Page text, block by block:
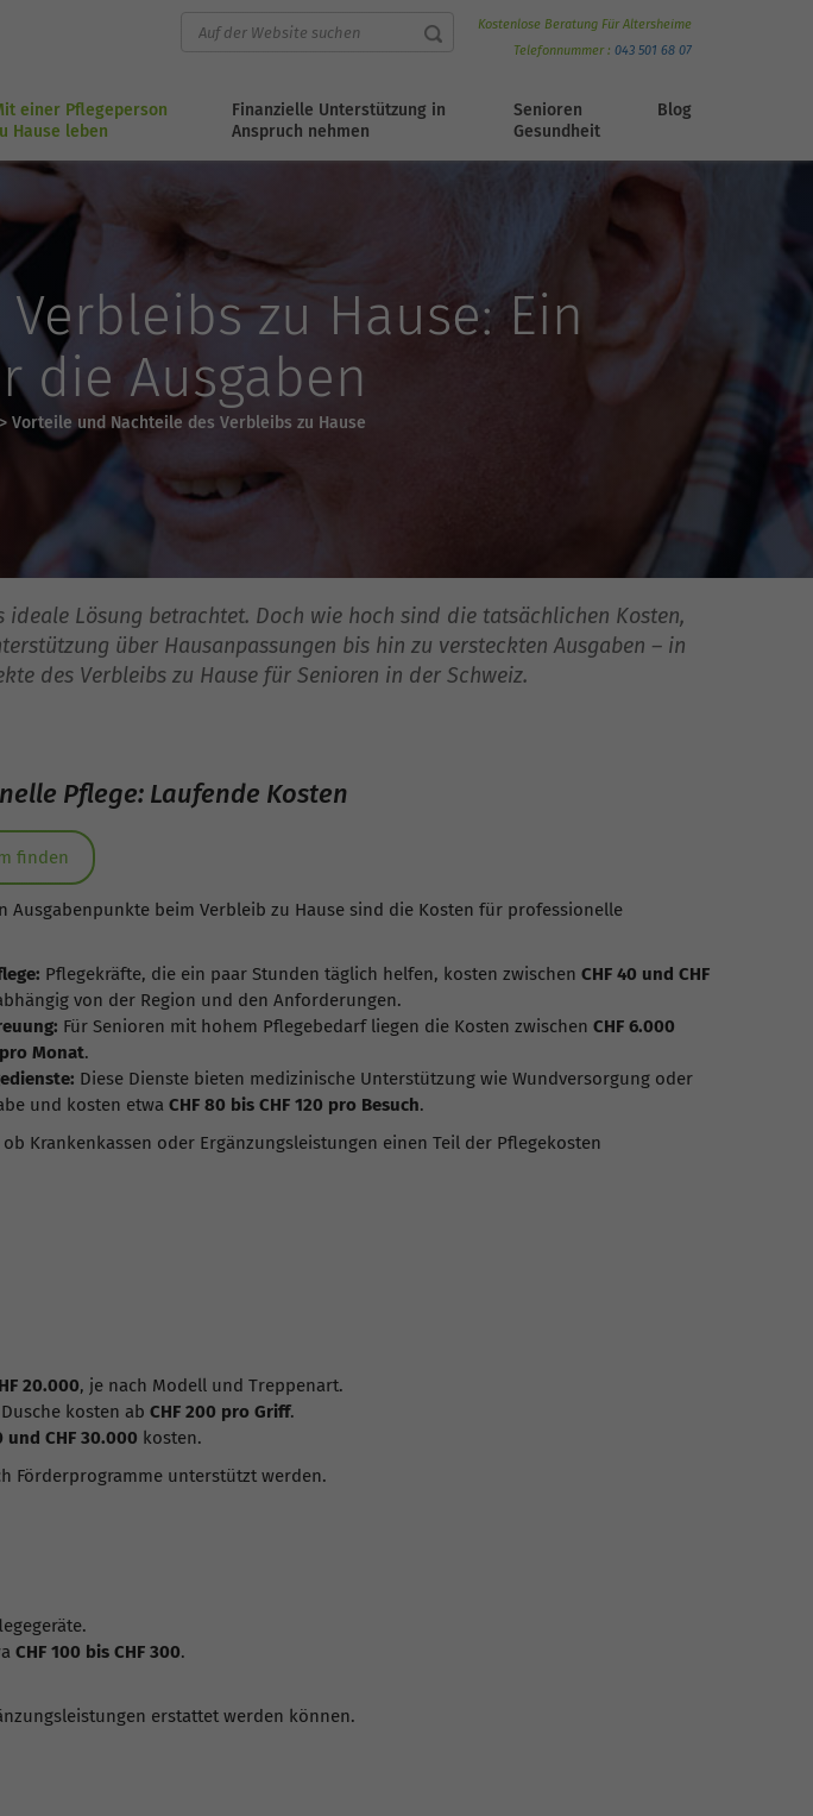
Kostenlose Beratung Für Altersheime
Telefonnummer : 043 501 68 07
einer Pflegeperson
Hause leben
Finanzielle Unterstützung in
Anspruch nehmen
Senioren
Gesundheit
Blog
zu Hause: Ein
die Ausgaben
> Vorteile und Nachteile des Verbleibs zu Hause
Lösung betrachtet. Doch wie hoch sind die tatsächlichen Kosten,
über Hausanpassungen bis hin zu versteckten Ausgaben – in
des Verbleibs zu Hause für Senioren in der Schweiz.
Pflege: Laufende Kosten
finden
Ausgabenpunkte beim Verbleib zu Hause sind die Kosten für professionelle
Pflegekräfte, die ein paar Stunden täglich helfen, kosten zwischen CHF 40 und CHF
von der Region und den Anforderungen.
Für Senioren mit hohem Pflegebedarf liegen die Kosten zwischen CHF 6.000
Monat.
Diese Dienste bieten medizinische Unterstützung wie Wundversorgung oder
und kosten etwa CHF 80 bis CHF 120 pro Besuch.
ob Krankenkassen oder Ergänzungsleistungen einen Teil der Pflegekosten
20.000, je nach Modell und Treppenart.
kosten ab CHF 200 pro Griff.
und CHF 30.000 kosten.
Förderprogramme unterstützt werden.
CHF 100 bis CHF 300.
erstattet werden können.